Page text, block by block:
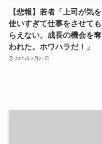
【悲報】若者「上司が気を
使いすぎて仕事をさせても
らえない。成長の機会を奪
われた。ホワハラだ！」
2025年3月27日